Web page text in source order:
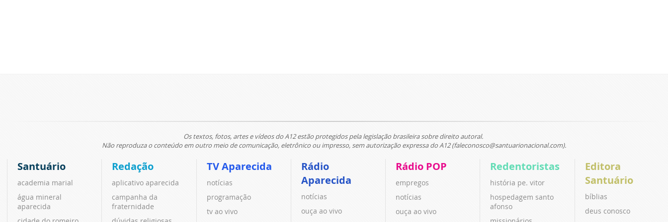
Os textos, fotos, artes e vídeos do A12 estão protegidos pela legislação brasileira sobre direito autoral.
Não reproduza o conteúdo em outro meio de comunicação, eletrônico ou impresso, sem autorização expressa do A12 (faleconosco@santuarionacional.com).
Santuário
academia marial
água mineral
aparecida
Redação
aplicativo aparecida
campanha da
fraternidade
TV Aparecida
notícias
programação
tv ao vivo
Rádio
Aparecida
notícias
ouça ao vivo
Rádio POP
empregos
notícias
ouça ao vivo
Redentoristas
história pe. vitor
hospedagem santo
afonso
Editora
Santuário
bíblias
deus conosco